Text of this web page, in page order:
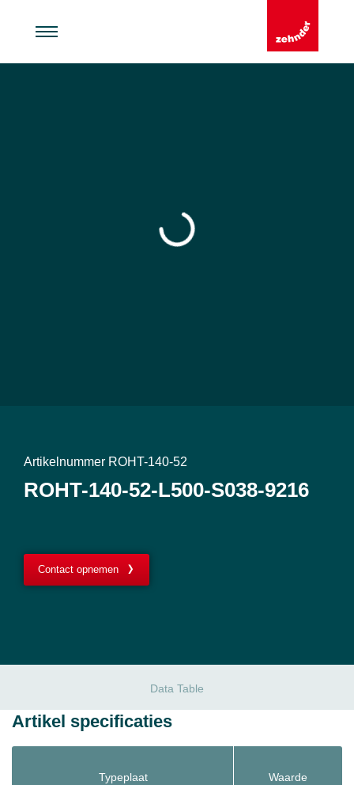
Artikelnummer ROHT-140-52
ROHT-140-52-L500-S038-9216
Contact opnemen
Data Table
Artikel specificaties
Typeplaat Waarde